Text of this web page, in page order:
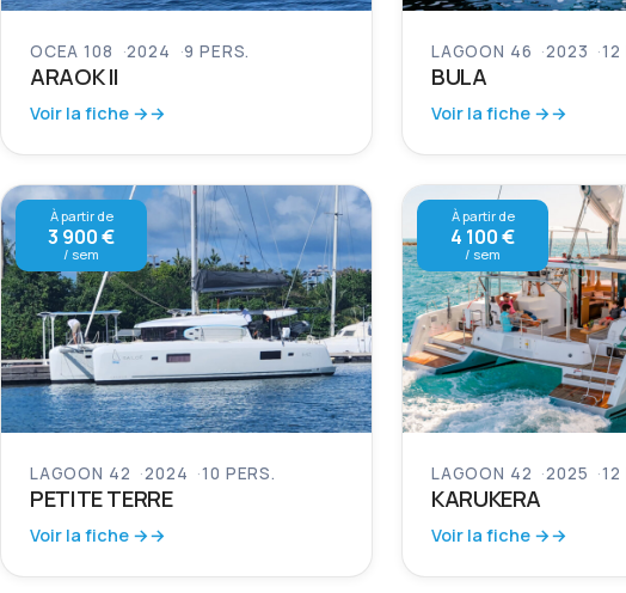
OCEA 108 2024 9 PERS.
ARAOK II
Voir la fiche →
LAGOON 46 2023 12
BULA
Voir la fiche →
À partir de
3 900 €
/ sem
LAGOON 42 2024 10 PERS.
PETITE TERRE
Voir la fiche →
À partir de
4 100 €
/ sem
LAGOON 42 2025 12
KARUKERA
Voir la fiche →